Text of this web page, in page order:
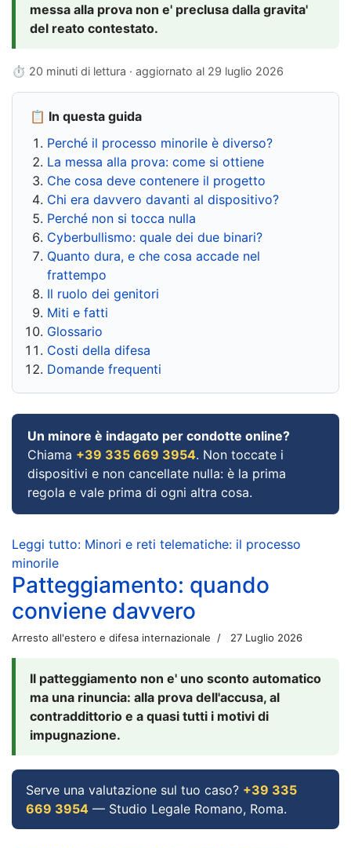
messa alla prova non e' preclusa dalla gravita'
del reato contestato.
⏱ 20 minuti di lettura · aggiornato al 29 luglio 2026
📋 In questa guida
Perché il processo minorile è diverso?
La messa alla prova: come si ottiene
Che cosa deve contenere il progetto
Chi era davvero davanti al dispositivo?
Perché non si tocca nulla
Cyberbullismo: quale dei due binari?
Quanto dura, e che cosa accade nel
frattempo
Il ruolo dei genitori
Miti e fatti
Glossario
Costi della difesa
Domande frequenti
Un minore è indagato per condotte online?
Chiama +39 335 669 3954. Non toccate i
dispositivi e non cancellate nulla: è la prima
regola e vale prima di ogni altra cosa.
Leggi tutto: Minori e reti telematiche: il processo
minorile
Patteggiamento: quando
conviene davvero
Arresto all'estero e difesa internazionale 27 Luglio 2026
Il patteggiamento non e' uno sconto automatico
ma una rinuncia: alla prova dell'accusa, al
contraddittorio e a quasi tutti i motivi di
impugnazione.
Serve una valutazione sul tuo caso? +39 335
669 3954 — Studio Legale Romano, Roma.